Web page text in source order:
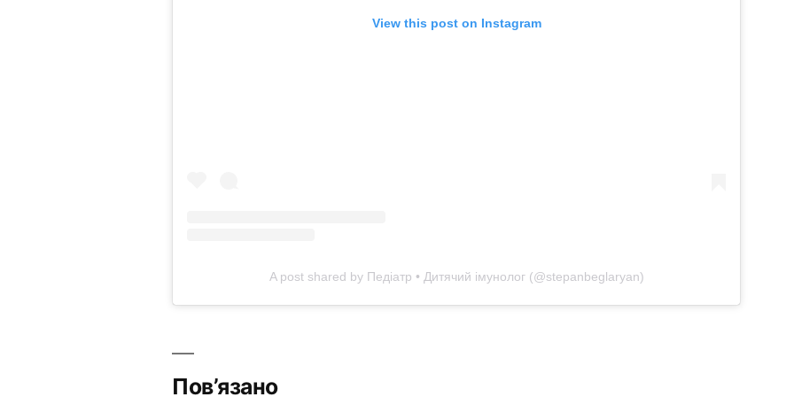
View this post on Instagram
A post shared by Педіатр • Дитячий імунолог (@stepanbeglaryan)
Пов’язано